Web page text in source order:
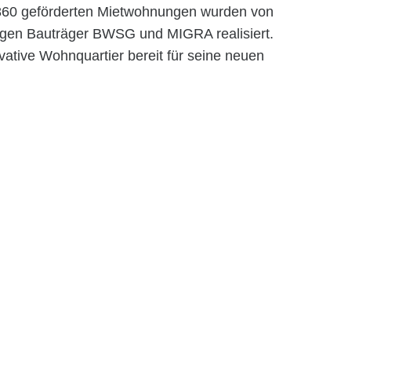
geförderten Mietwohnungen wurden von
Bauträger BWSG und MIGRA realisiert.
Wohnquartier bereit für seine neuen